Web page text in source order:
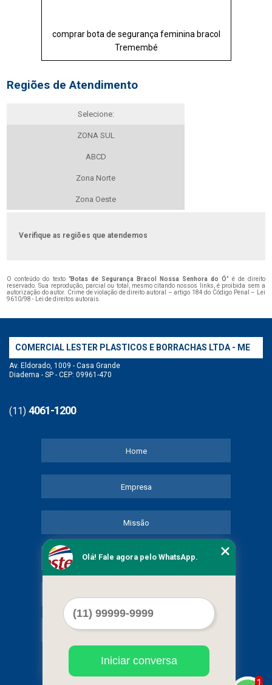
comprar bota de segurança feminina bracol
Tremembé
Regiões de Atendimento
Selecione:
ZONA SUL
ABCD
Zona Norte
Zona Oeste
Verifique as regiões que atendemos
O conteúdo do texto "Botas de Segurança Bracol Nossa Senhora do Ó" é de direito
reservado. Sua reprodução, parcial ou total, mesmo citando nossos links, é proibida sem a
autorização do autor. Crime de violação de direito autoral – artigo 184 do Código Penal –
Lei
9610/98 - Lei de direitos autorais
COMERCIAL LESTER PLASTICOS E BORRACHAS LTDA - ME
Av. Eldorado, 1009 - Casa Grande
Diadema - SP - CEP: 09961-470
(11) 4061-1200
Home
Empresa
Missão
Serviços
Mapa do site
Olá! Fale agora pelo WhatsApp.
Iniciar conversa